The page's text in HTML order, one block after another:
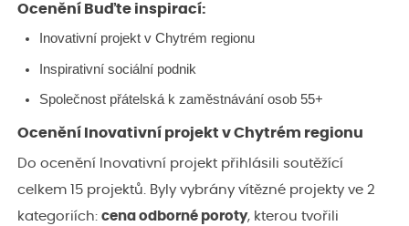
Ocenění Buďte inspirací:
Inovativní projekt v Chytrém regionu
Inspirativní sociální podnik
Společnost přátelská k zaměstnávání osob 55+
Ocenění Inovativní projekt v Chytrém regionu
Do ocenění Inovativní projekt přihlásili soutěžící
celkem 15 projektů. Byly vybrány vítězné projekty ve 2
kategoriích: cena odborné poroty, kterou tvořili